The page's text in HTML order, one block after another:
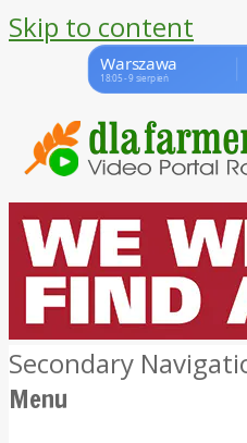
Skip to content
Secondary
Menu